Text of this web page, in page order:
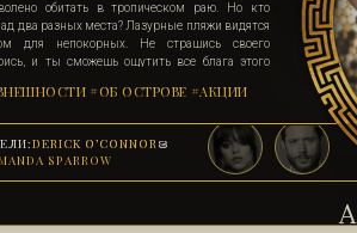
DERICK O’CONNOR&
SPARROW
#ОБ ОСТРОВЕ #АКЦИИ
обитать в тропическом раю. Но кто
ад два разных места? Лазурные пляжи видятся
для непокорных. Не страшись своего
и ты сможешь ощутить все блага этого
себя стезю, ступай по ней, гордо неся статус
силой поставят на колени. Помни, ад на